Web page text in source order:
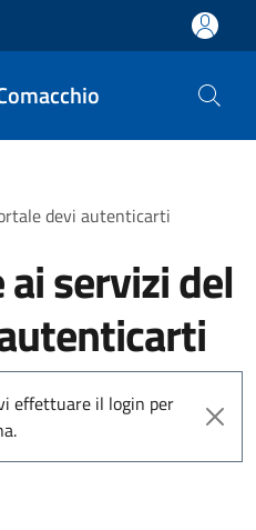
devi autenticarti
ai servizi del
effettuare il login per